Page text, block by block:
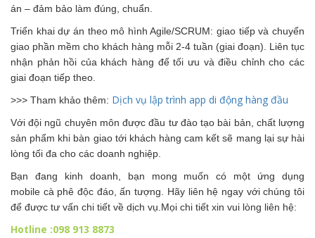
án – đảm bảo làm đúng, chuẩn.
Triển khai dự án theo mô hình Agile/SCRUM: giao tiếp và chuyển
giao phần mềm cho khách hàng mỗi 2-4 tuần (giai đoạn). Liên tục
nhận phản hồi của khách hàng để tối ưu và điều chỉnh cho các
giai đoạn tiếp theo.
>>> Tham khảo thêm: Dịch vụ lập trình app di động hàng đầu
Với đội ngũ chuyên môn được đầu tư đào tạo bài bản, chất lượng
sản phẩm khi bàn giao tới khách hàng cam kết sẽ mang lại sự hài
lòng tối đa cho các doanh nghiệp.
Bạn đang kinh doanh, bạn mong muốn có một ứng dụng
mobile cà phê độc đáo, ấn tượng. Hãy liên hệ ngay với chúng tôi
để được tư vấn chi tiết về dịch vụ.Mọi chi tiết xin vui lòng liên hệ:
Hotline :098 913 8873